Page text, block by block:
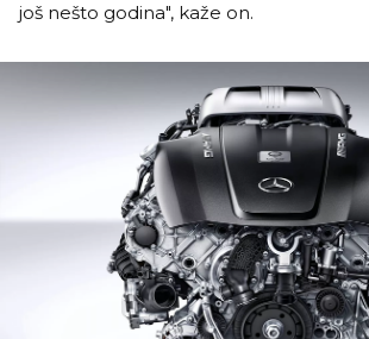
još nešto godina", kaže on.